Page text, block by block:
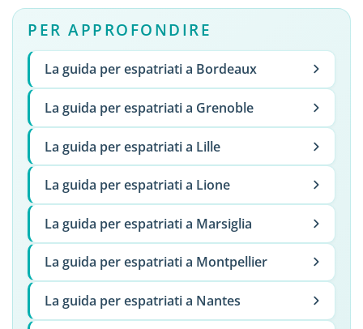
PER APPROFONDIRE
La guida per espatriati a Bordeaux
La guida per espatriati a Grenoble
La guida per espatriati a Lille
La guida per espatriati a Lione
La guida per espatriati a Marsiglia
La guida per espatriati a Montpellier
La guida per espatriati a Nantes